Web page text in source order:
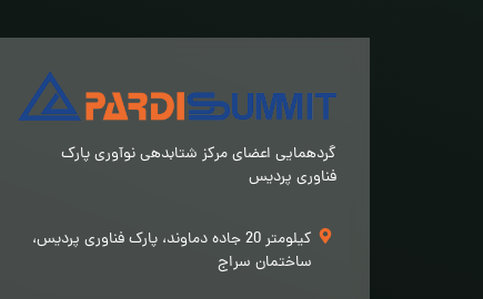
گردهمایی اعضای مرکز شتابدهی نوآوری پارک
فناوری پردیس
کیلومتر 20 جاده دماوند، پارک فناوری پردیس،
ساختمان سراج